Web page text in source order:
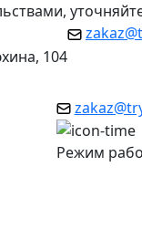
104
Режим